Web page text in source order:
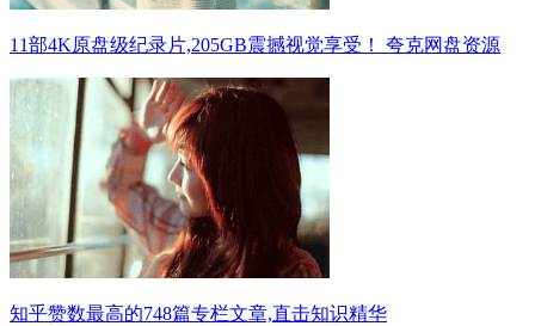
11部4K原盘级纪录片,205GB震撼视觉享受！ 夸克网盘资源
知乎赞数最高的748篇专栏文章,直击知识精华